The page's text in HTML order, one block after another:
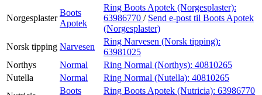
Norgesplaster
Boots
Apotek
Ring Boots Apotek (Norgesplaster):
63986770 / Send e-post til Boots Apotek
(Norgesplaster)
Norsk tipping Narvesen
Ring Narvesen (Norsk tipping):
63981025
Northys
Normal Ring Normal (Northys): 40810265
Nutella
Normal Ring Normal (Nutella): 40810265
Boots
Ring Boots Apotek (Nutricia): 63986770